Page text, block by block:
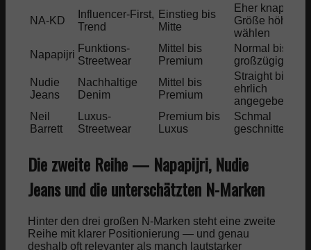
NA-KD
Influencer-First,
Trend
Einstieg bis
Mitte
Eher knapp,
Größe höher
wählen
Napapijri
Funktions-
Streetwear
Mittel bis
Premium
Normal bis
großzügig
Nudie
Jeans
Nachhaltige
Denim
Mittel bis
Premium
Straight bis
ehrlich
angegeben
Neil
Barrett
Luxus-
Streetwear
Premium bis
Luxus
Schmal
geschnitten
Die zweite Reihe — Napapijri, Nudie
Jeans und die unterschätzten N-Marken
Hinter den drei großen N-Marken steht eine zweite
Reihe mit klarer Positionierung — und genau
deshalb oft relevanter als manch lautstarker